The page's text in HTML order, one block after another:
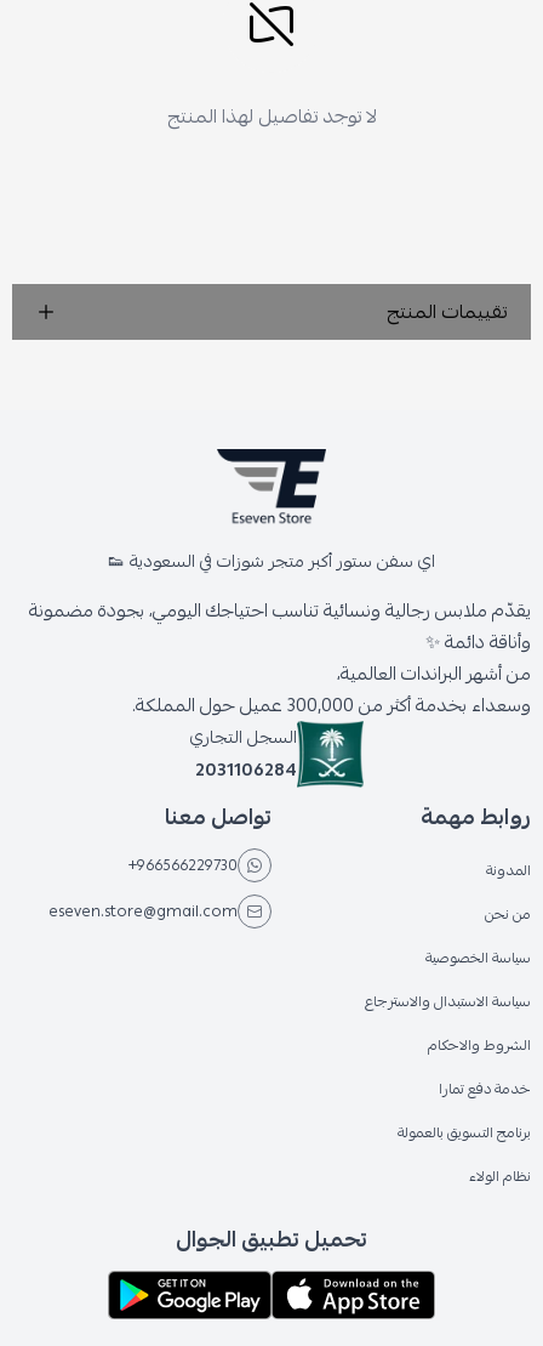
لا توجد تفاصيل لهذا المنتج
تقييمات المنتج
اي سفن ستور أكبر متجر شوزات في السعودية 👟
يقدّم ملابس رجالية ونسائية تناسب احتياجك اليومي، بجودة مضمونة
وأناقة دائمة ✨
من أشهر البراندات العالمية،
وسعداء بخدمة أكثر من 300,000 عميل حول المملكة.
السجل التجاري
2031106284
روابط مهمة
المدونة
من نحن
سياسة الخصوصية
سياسة الاستبدال والاسترجاع
الشروط والاحكام
خدمة دفع تمارا
برنامج التسويق بالعمولة
نظام الولاء
تواصل معنا
+966566229730
eseven.store@gmail.com
تحميل تطبيق الجوال